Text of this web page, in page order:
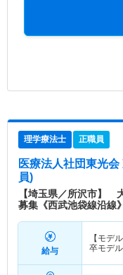
理学療法士 正職員
医療法人社団東光
員)
【埼玉県／所沢市】
募集《西武池袋線沿線》
給与
【モデ
卒モデ